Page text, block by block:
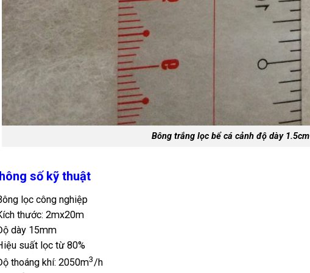
Bông trắng lọc bể cá cảnh độ dày 1.5cm
số kỹ thuật
lọc công nghiệp
thước: 2mx20m
dày 15mm
suất lọc từ 80%
thoáng khí: 2050m3/h